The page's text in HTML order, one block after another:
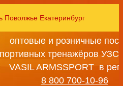
Поволжье Екатеринбург
оптовые и розничные
тренажёров
VASIL ARMSSPORT в
8 800 700-10-96